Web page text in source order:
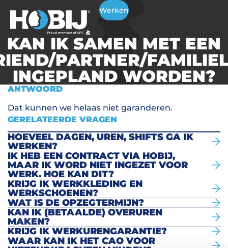
Werken
KAN IK SAMEN MET EEN
PARTNER/
INGEPLAND WORDEN?
ANTWOORD
Dat kunnen we helaas niet garanderen.
GERELATEERDE VRAGEN
HOEVEEL DAGEN, UREN, SHIFTS GA IK
WERKEN?
IK HEB EEN CONTRACT VIA HOBIJ,
MAAR IK WORD NIET INGEZET VOOR
WERK. HOE KAN DIT?
KRIJG IK WERKKLEDING EN
WERKSCHOENEN?
WAT IS DE OPZEGTERMIJN?
KAN IK (BETAALDE) OVERUREN
MAKEN?
KRIJG IK WERKURENGARANTIE?
WAAR KAN IK HET CAO VOOR